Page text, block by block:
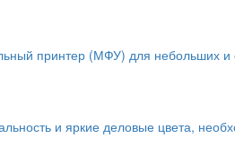
принтер (МФУ) для небольших и
и яркие деловые цвета,